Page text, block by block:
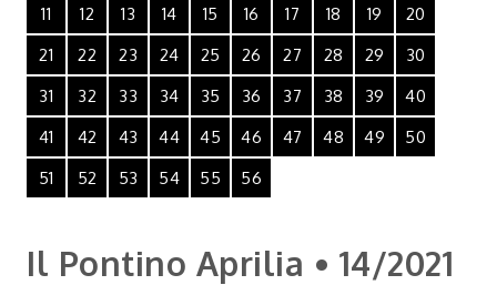
11
12 13 14 15 16 17 18 19
20
21
22 23 24 25 26 27 28 29
30
31
32 33 34 35 36 37 38 39
40
41
42 43 44 45 46 47 48 49
50
51
52 53 54 55 56
Il Pontino Aprilia • 14/2021